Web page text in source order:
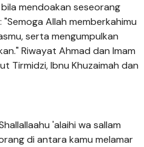
mendoakan seseorang
Allah memberkahimu
serta mengumpulkan
Riwayat Ahmad dan Imam
Tirmidzi, Ibnu Khuzaimah dan
'alaihi wa sallam
di antara kamu melamar